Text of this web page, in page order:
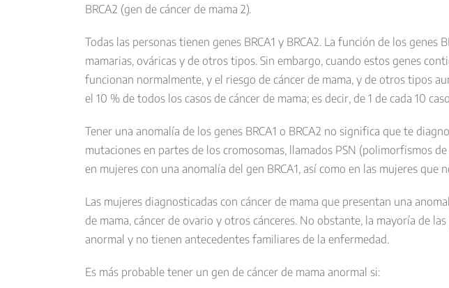
BRCA2 (gen de cáncer de mama 2).
Todas las personas tienen genes BRCA1 y BRCA2. La función de los
mamarias, ováricas y de otros tipos. Sin embargo, cuando estos genes
funcionan normalmente, y el riesgo de cáncer de mama, y de otros tipos
el 10 % de todos los casos de cáncer de mama; es decir, de 1 de cada 10
Tener una anomalía de los genes BRCA1 o BRCA2 no significa que te
mutaciones en partes de los cromosomas, llamados PSN (polimorfismos
en mujeres con una anomalía del gen BRCA1, así como en las mujeres
Las mujeres diagnosticadas con cáncer de mama que presentan una
de mama, cáncer de ovario y otros cánceres. No obstante, la mayoría de
anormal y no tienen antecedentes familiares de la enfermedad.
Es más probable tener un gen de cáncer de mama anormal si: